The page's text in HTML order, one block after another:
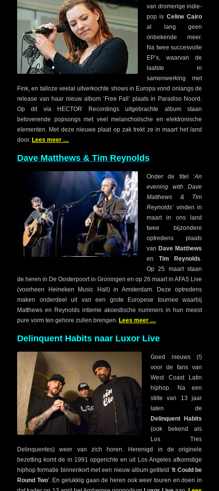
van dromerige indie-
pop is Celine Cairo
al lang geen
onbekende meer.
Na twee succesvolle
EP’s, waarvan de
laatste in
samenwerking met
Fink, en talloze veelal uitverkochte shows in Europa vond onlangs de
release van haar nieuw album ‘Free Fall’ plaats in Paradiso Noord.
Op dit via HECTOR Recordings uitgebrachte album staan
betoverende popsongs met veel melancholische en elektronische
elementen. Met deze nieuwe plaat op zak trekt ze in maart het land
door. Lees meer …
Dave Matthews & Tim Reynolds
Onder de titel ‘An
evening with Dave
Matthews & Tim
Reynolds’ vinden in
maart in ons land
twee bijzondere
optredens plaats
van Dave Matthews
en Tim Reynolds.
Op 25 maart staan
de heren in De Oosterpoort in Groningen en op 26 maart in AFAS Live
(voorheen Heineken Music Hall) in Amsterdam. Deze optredens
maken onderdeel uit van een grote Europese tournee waarbij
Matthews en Reynolds intieme akoestische nummers in hun meest
pure vorm ten gehore zullen brengen. Lees meer …
Delinquent Habits naar Luxor Live
Goed nieuws (!)
voor de fans van
West Coast Latin
hiphop. Na een
stilte van 13 jaar
laten de
Delinquent Habits
(ook bekend als
Los Tres
Delinquentes) weer van zich horen. Herenigd in de originele
bezetting komt de in 1991 opgerichte en uit Los Angeles afkomstige
hiphop formatie binnenkort met een nieuw album getiteld ‘ It Could be
Round Two’. En gelukkig gaan de heren ook weer touren en doen in